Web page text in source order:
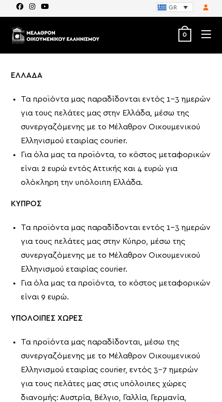
GR
0
ΕΛΛΑΔΑ
Τα προϊόντα μας παραδίδονται εντός 1-3 ημερών
για τους πελάτες μας στην Ελλάδα, μέσω της
συνεργαζόμενης με το Μέλαθρον Οικουμενικού
Ελληνισμού εταιρίας courier.
Για όλα μας τα προϊόντα, το κόστος μεταφορικών
είναι 2 ευρώ εντός Αττικής και 4 ευρώ για
ολόκληρη την υπόλοιπη Ελλάδα.
ΚΥΠΡΟΣ
Τα προϊόντα μας παραδίδονται εντός 1-3 ημερών
για τους πελάτες μας στην Κύπρο, μέσω της
συνεργαζόμενης με το Μέλαθρον Οικουμενικού
Ελληνισμού εταιρίας courier.
Για όλα μας τα προϊόντα, το κόστος μεταφορικών
είναι 9 ευρώ.
ΥΠΟΛΟΙΠΕΣ ΧΩΡΕΣ
Τα προϊόντα μας παραδίδονται, μέσω της
συνεργαζόμενης με το Μέλαθρον Οικουμενικού
Ελληνισμού εταιρίας courier, εντός 3-7 ημερών
για τους πελάτες μας στις υπόλοιπες χώρες
διανομής: Αυστρία, Βέλγιο, Γαλλία, Γερμανία,